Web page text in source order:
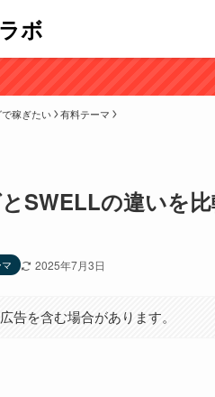
ボ
稼ぎたい 有料テーマ
SWELLの違いを
2025年7月3日
告を含む場合があります。